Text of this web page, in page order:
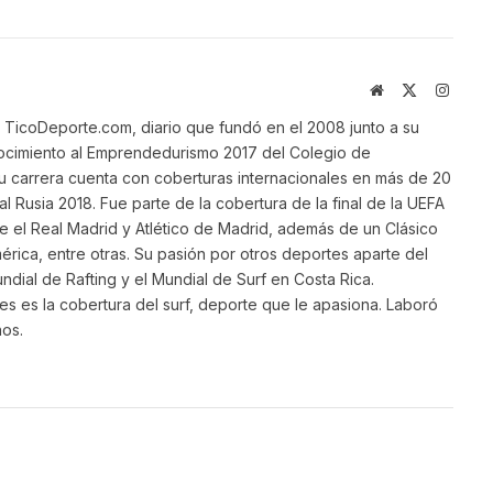
Website
diario que fundó en el 2008 junto a su
al Emprendedurismo 2017 del Colegio de
carrera cuenta con coberturas internacionales en más de 20
Rusia 2018. Fue parte de la cobertura de la final de la UEFA
el Real Madrid y Atlético de Madrid, además de un Clásico
entre otras. Su pasión por otros deportes aparte del
de Rafting y el Mundial de Surf en Costa Rica.
es la cobertura del surf, deporte que le apasiona. Laboró